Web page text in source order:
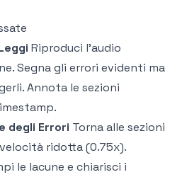
Riproduci l'audio
Segna gli errori evidenti ma
Annota le sezioni
degli Errori Torna alle sezioni
ridotta (0.75x).
le lacune e chiarisci i